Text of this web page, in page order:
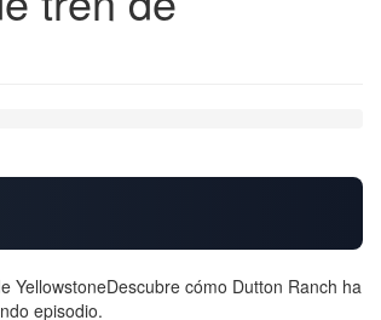
YellowstoneDescubre cómo Dutton Ranch ha
episodio.